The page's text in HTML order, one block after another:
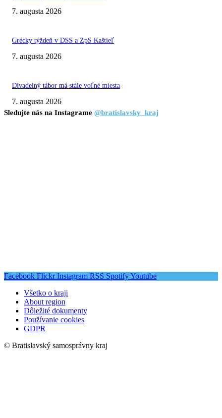
7. augusta 2026
Grécky týždeň v DSS a ZpS Kaštieľ
7. augusta 2026
Divadelný tábor má stále voľné miesta
7. augusta 2026
Sledujte nás na Instagrame @bratislavsky_kraj
Facebook Flickr Instagram RSS SpotifyYoutube
Všetko o kraji
About region
Dôležité dokumenty
Používanie cookies
GDPR
© Bratislavský samosprávny kraj